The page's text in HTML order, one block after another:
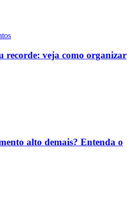
recorde: veja como organizar
alto demais? Entenda o